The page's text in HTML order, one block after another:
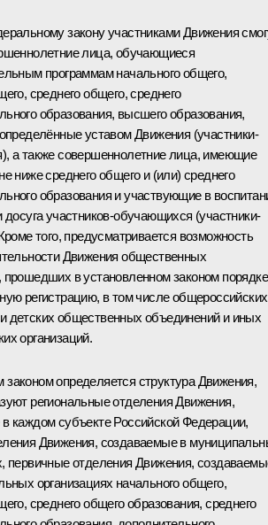
закону участниками Движения
лица, обучающиеся
программам начального общего,
среднего общего, среднего
образования, высшего образования,
уставом Движения (участники-
а также совершеннолетние лица, имеющие
ниже среднего общего и (или) среднего
образования и участвующие в
досуга участников-обучающихся (участники-
того, предусматривается возможность
Движения общественных
прошедших в установленном законом порядке
регистрацию, в том числе общероссийских
детских общественных объединений и иных
организаций.
определяется структура Движения,
региональные отделения Движения,
каждом субъекте Российской Федерации,
Движения, создаваемые в
первичные отделения Движения,
организациях начального общего,
среднего общего образования, среднего